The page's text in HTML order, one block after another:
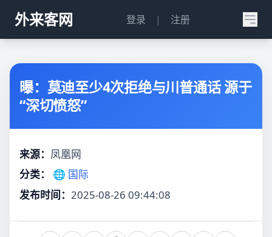
外来客网 登录 | 注册
曝：莫迪至少4次拒绝与川普通话 源于
“深切愤怒”
来源： 凤凰网
分类：
🌐 国际
发布时间： 2025-08-26 09:44:08